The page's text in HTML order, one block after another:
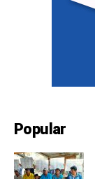
Popular